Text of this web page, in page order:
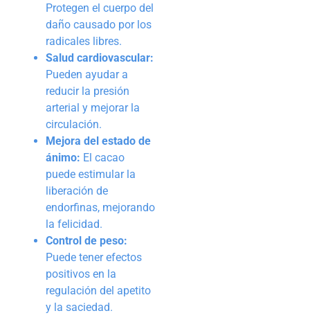
Protegen el cuerpo del
daño causado por los
radicales libres.
Salud cardiovascular:
Pueden ayudar a
reducir la presión
arterial y mejorar la
circulación.
Mejora del estado de
ánimo: El cacao
puede estimular la
liberación de
endorfinas, mejorando
la felicidad.
Control de peso:
Puede tener efectos
positivos en la
regulación del apetito
y la saciedad.